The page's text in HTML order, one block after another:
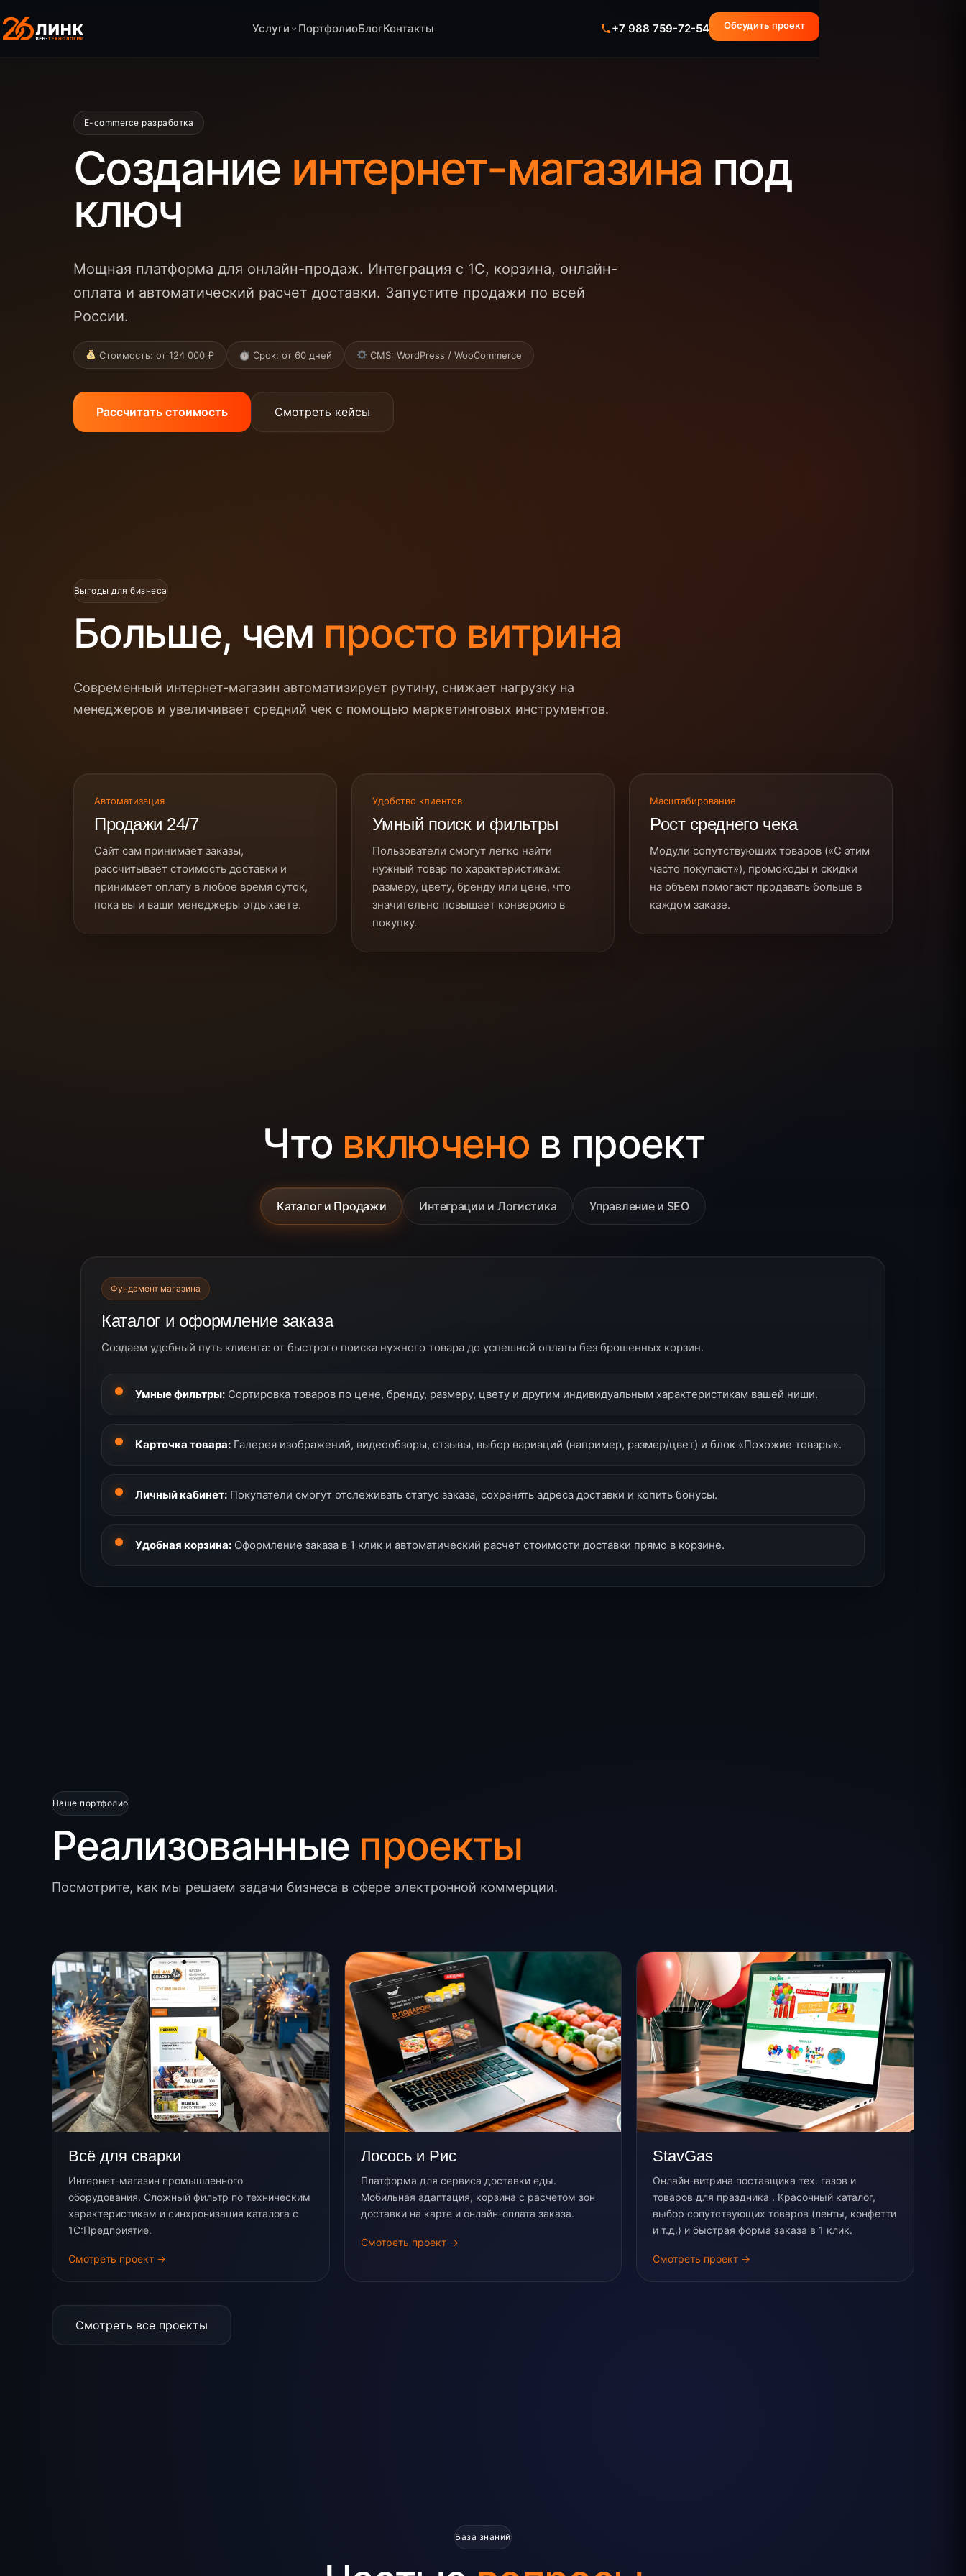
Услуги ПортфолиоБлогКонтакты +7 988 759-72-54 Обсудить проект
E-commerce разработка
Создание интернет-магазина под
ключ
Мощная платформа для онлайн-продаж. Интеграция с 1С, корзина, онлайн-
оплата и автоматический расчет доставки. Запустите продажи по всей
России.
Стоимость: от 124 000 ₽ ⏱ Срок: от 60 дней CMS: WordPress / WooCommerce
Рассчитать стоимость Смотреть кейсы
Выгоды для бизнеса
Больше, чем просто витрина
Современный интернет-магазин автоматизирует рутину, снижает нагрузку на
менеджеров и увеличивает средний чек с помощью маркетинговых инструментов.
Автоматизация
Продажи 24/7
Сайт сам принимает заказы,
рассчитывает стоимость доставки и
принимает оплату в любое время суток,
пока вы и ваши менеджеры отдыхаете.
Удобство клиентов
Умный поиск и фильтры
Пользователи смогут легко найти
нужный товар по характеристикам:
размеру, цвету, бренду или цене, что
значительно повышает конверсию в
покупку.
Масштабирование
Рост среднего чека
Модули сопутствующих товаров («С этим
часто покупают»), промокоды и скидки
на объем помогают продавать больше в
каждом заказе.
Что включено в проект
Каталог и Продажи Интеграции и Логистика Управление и SEO
Фундамент магазина
Каталог и оформление заказа
Создаем удобный путь клиента: от быстрого поиска нужного товара до успешной оплаты без брошенных корзин.
Умные фильтры: Сортировка товаров по цене, бренду, размеру, цвету и другим индивидуальным характеристикам вашей ниши.
Карточка товара: Галерея изображений, видеообзоры, отзывы, выбор вариаций (например, размер/цвет) и блок «Похожие товары».
Личный кабинет: Покупатели смогут отслеживать статус заказа, сохранять адреса доставки и копить бонусы.
Удобная корзина: Оформление заказа в 1 клик и автоматический расчет стоимости доставки прямо в корзине.
Наше портфолио
Реализованные проекты
Посмотрите, как мы решаем задачи бизнеса в сфере электронной коммерции.
Всё для сварки
Интернет-магазин промышленного
оборудования. Сложный фильтр по техническим
характеристикам и синхронизация каталога с
1С:Предприятие.
Смотреть проект →
Лосось и Рис
Платформа для сервиса доставки еды.
Мобильная адаптация, корзина с расчетом зон
доставки на карте и онлайн-оплата заказа.
Смотреть проект →
StavGas
Онлайн-витрина поставщика тех. газов и
товаров для праздника . Красочный каталог,
выбор сопутствующих товаров (ленты, конфетти
и т.д.) и быстрая форма заказа в 1 клик.
Смотреть проект →
Смотреть все проекты
База знаний